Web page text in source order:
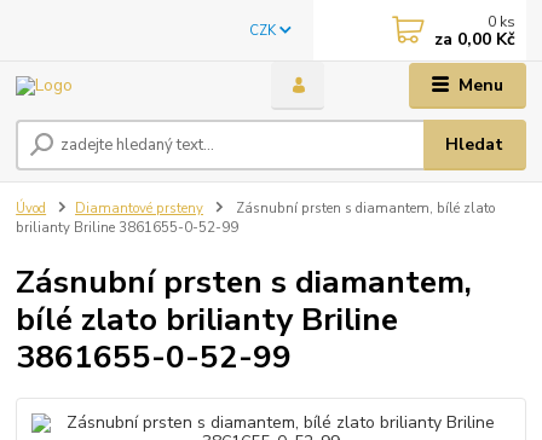
Menu
CZK
Hledat
0 ks
za 0,00 Kč
Úvod Diamantové prsteny
Zásnubní prsten s diamantem, bílé zlato
brilianty Briline 3861655-0-52-99
Zásnubní prsten s diamantem,
bílé zlato brilianty Briline
3861655-0-52-99